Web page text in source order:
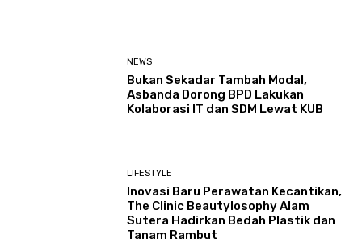
NEWS
Bukan Sekadar Tambah Modal,
Asbanda Dorong BPD Lakukan
Kolaborasi IT dan SDM Lewat KUB
LIFESTYLE
Inovasi Baru Perawatan Kecantikan,
The Clinic Beautylosophy Alam
Sutera Hadirkan Bedah Plastik dan
Tanam Rambut